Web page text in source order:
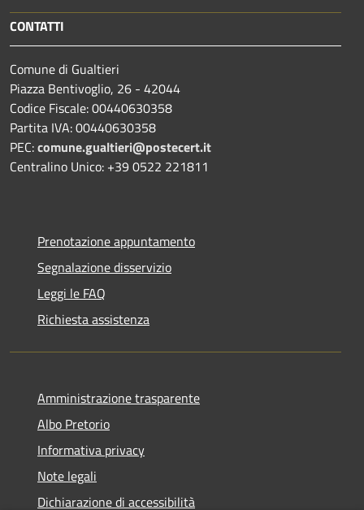
CONTATTI
Comune di Gualtieri
Piazza Bentivoglio, 26 - 42044
Codice Fiscale: 00440630358
Partita IVA: 00440630358
PEC:comune.gualtieri@postecert.it
Centralino Unico: +39 0522 221811
Prenotazione appuntamento
Segnalazione disservizio
Leggi le FAQ
Richiesta assistenza
Amministrazione trasparente
Albo Pretorio
Informativa privacy
Note legali
Dichiarazione di accessibilità